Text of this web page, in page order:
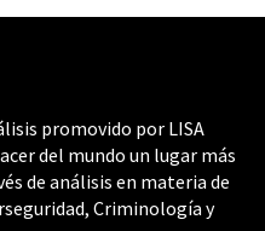
promovido por LISA
del mundo un lugar más
de análisis en materia de
Criminología y